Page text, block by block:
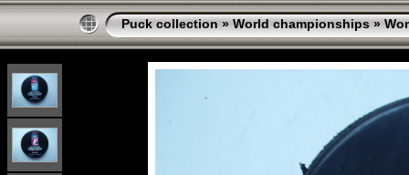
Puck collection » World championships »